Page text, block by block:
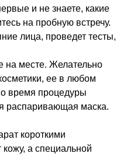
и не знаете, какие
на пробную встречу.
лица, проведет тесты,
на месте. Желательно
ее в любом
время процедуры
распаривающая маска.
короткими
а специальной